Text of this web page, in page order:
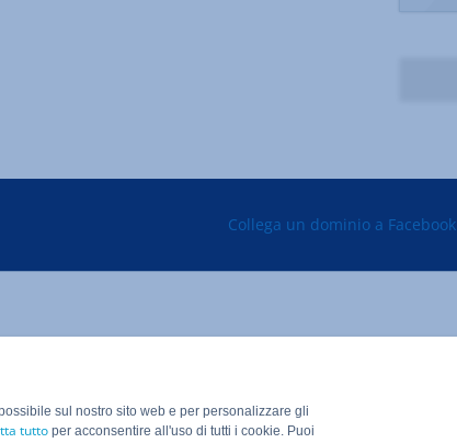
Collega un dominio a Facebook
sul nostro sito web e per personalizzare gli
tuttoper acconsentire all'uso di tutti i cookie. Puoi